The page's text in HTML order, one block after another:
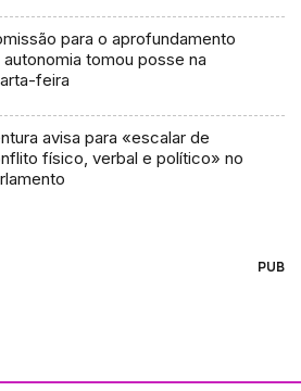
para o aprofundamento
autonomia tomou posse na
feira
avisa para «escalar de
físico, verbal e político» no
PUB